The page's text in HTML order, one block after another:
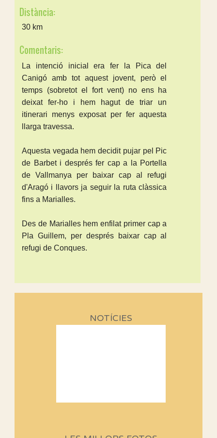
Distància:
30 km
Comentaris:
La intenció inicial era fer la Pica del
Canigó amb tot aquest jovent, però el
temps (sobretot el fort vent) no ens ha
deixat fer-ho i hem hagut de triar un
itinerari menys exposat per fer aquesta
llarga travessa.
Aquesta vegada hem decidit pujar pel Pic
de Barbet i després fer cap a la Portella
de Vallmanya per baixar cap al refugi
d'Aragó i llavors ja seguir la ruta clàssica
fins a Marialles.
Des de Marialles hem enfilat primer cap a
Pla Guillem, per després baixar cap al
refugi de Conques.
NOTÍCIES